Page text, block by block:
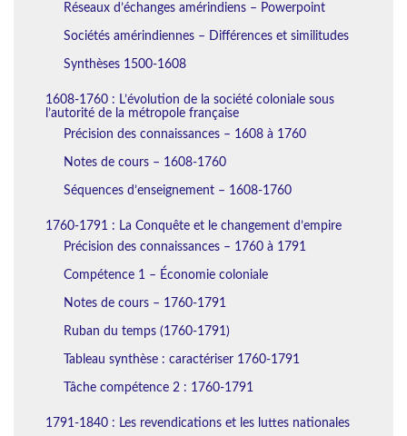
Réseaux d’échanges amérindiens – Powerpoint
Sociétés amérindiennes – Différences et similitudes
Synthèses 1500-1608
1608-1760 : L’évolution de la société coloniale sous
l’autorité de la métropole française
Précision des connaissances – 1608 à 1760
Notes de cours – 1608-1760
Séquences d’enseignement – 1608-1760
1760-1791 : La Conquête et le changement d’empire
Précision des connaissances – 1760 à 1791
Compétence 1 – Économie coloniale
Notes de cours – 1760-1791
Ruban du temps (1760-1791)
Tableau synthèse : caractériser 1760-1791
Tâche compétence 2 : 1760-1791
1791-1840 : Les revendications et les luttes nationales